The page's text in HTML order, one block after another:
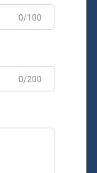
0/100
0/200